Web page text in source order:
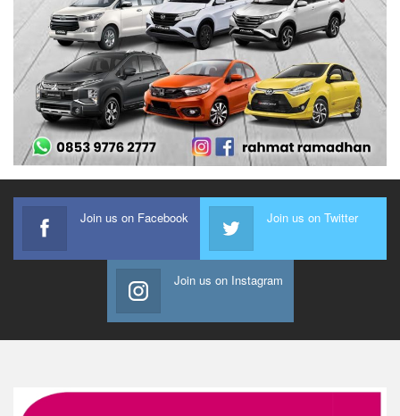
Join us on Facebook Join us on Twitter
Join us on Instagram